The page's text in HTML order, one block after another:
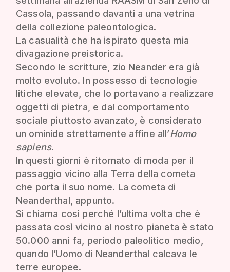
Cassola, passando davanti a una vetrina
della collezione paleontologica.
La casualità che ha ispirato questa mia
divagazione preistorica.
Secondo le scritture, zio Neander era già
molto evoluto. In possesso di tecnologie
litiche elevate, che lo portavano a realizzare
oggetti di pietra, e dal comportamento
sociale piuttosto avanzato, è considerato
un ominide strettamente affine all’Homo
sapiens.
In questi giorni è ritornato di moda per il
passaggio vicino alla Terra della cometa
che porta il suo nome. La cometa di
Neanderthal, appunto.
Si chiama così perché l’ultima volta che è
passata così vicino al nostro pianeta è stato
50.000 anni fa, periodo paleolitico medio,
quando l’Uomo di Neanderthal calcava le
terre europee.